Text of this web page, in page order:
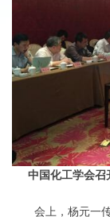
中国化工学会召
会上，杨元一传